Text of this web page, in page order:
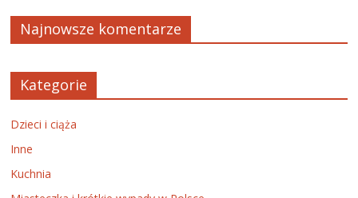
Najnowsze komentarze
Kategorie
Dzieci i ciąża
Inne
Kuchnia